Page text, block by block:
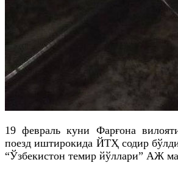
19 февраль куни Фарғона
поезд иштирокида ЙТҲ содир
“Ўзбекистон темир йўллари” АЖ